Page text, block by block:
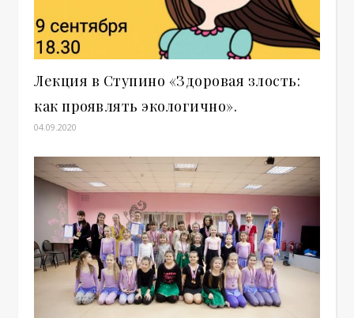
Лекция в Ступино «Здоровая злость:
как проявлять экологично».
04.09.2020